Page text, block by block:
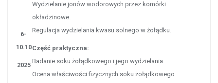
6-
10.10
2025
Wydzielanie jonów wodorowych przez komórki
okładzinowe.
Regulacja wydzielania kwasu solnego w żołądku.
Część praktyczna:
Badanie soku żołądkowego i jego wydzielania.
Ocena właściwości fizycznych soku żołądkowego.